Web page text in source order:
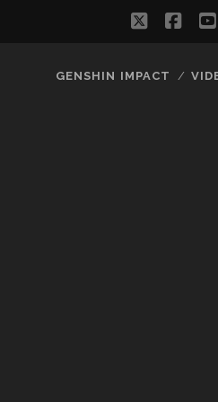
twitter
GENSHIN IMPACT